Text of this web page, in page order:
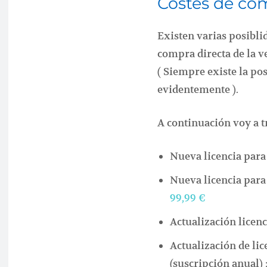
Existen varias
compra directa de la
( Siempre existe la
evidentemente ).
A continuación voy a
Nueva licencia
Nueva licencia
99,99 €
Actualización
Actualización de
(suscripción anual)